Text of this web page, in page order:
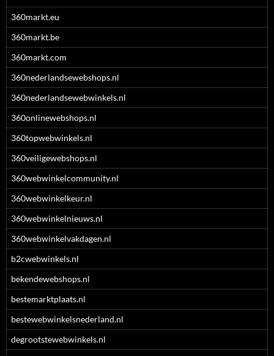
360markt.eu
360markt.be
360markt.com
360nederlandsewebshops.nl
360nederlandsewebwinkels.nl
360onlinewebshops.nl
360topwebwinkels.nl
360veiligewebshops.nl
360webwinkelcommunity.nl
360webwinkelkeur.nl
360webwinkelnieuws.nl
360webwinkelvakdagen.nl
b2cwebwinkels.nl
bekendewebshops.nl
bestemarktplaats.nl
bestewebwinkelsnederland.nl
degrootstewebwinkels.nl